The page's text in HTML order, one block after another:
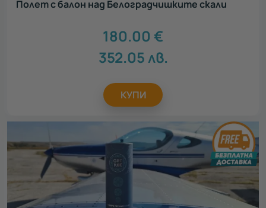
Полет с балон над Белоградчишките скали
180.00 €
352.05лв.
КУПИ